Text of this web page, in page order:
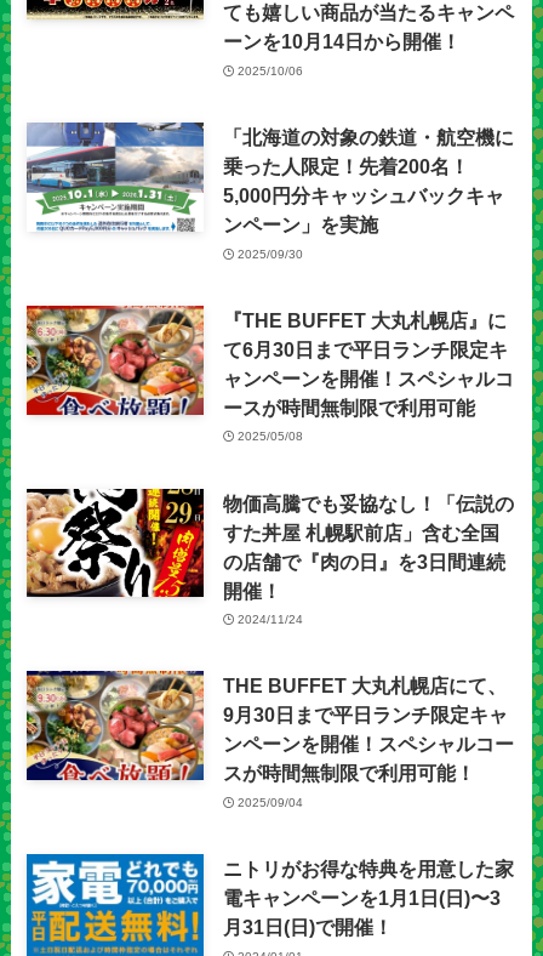
ても嬉しい商品が当たるキャンペ
ーンを10月14日から開催！
2025/10/06
「北海道の対象の鉄道・航空機に
乗った人限定！先着200名！
5,000円分キャッシュバックキャ
ンペーン」を実施
2025/09/30
『THE BUFFET 大丸札幌店』に
て6月30日まで平日ランチ限定キ
ャンペーンを開催！スペシャルコ
ースが時間無制限で利用可能
2025/05/08
物価高騰でも妥協なし！「伝説の
すた丼屋 札幌駅前店」含む全国
の店舗で『肉の日』を3日間連続
開催！
2024/11/24
THE BUFFET 大丸札幌店にて、
9月30日まで平日ランチ限定キャ
ンペーンを開催！スペシャルコー
スが時間無制限で利用可能！
2025/09/04
ニトリがお得な特典を用意した家
電キャンペーンを1⽉1⽇(⽇)〜3
⽉31⽇(日)で開催！